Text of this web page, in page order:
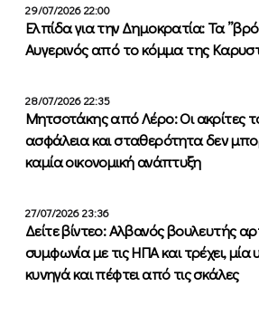
29/07/2026 22:00
Ελπίδα για την Δημοκρατία: Τα
Αυγερινός από το κόμμα της
28/07/2026 22:35
Μητσοτάκης από Λέρο: Οι ακρίτες
ασφάλεια και σταθερότητα δεν
καμία οικονομική ανάπτυξη
27/07/2026 23:36
Δείτε βίντεο: Αλβανός βουλευτής
συμφωνία με τις ΗΠΑ και τρέχει,
κυνηγά και πέφτει από τις σκάλες